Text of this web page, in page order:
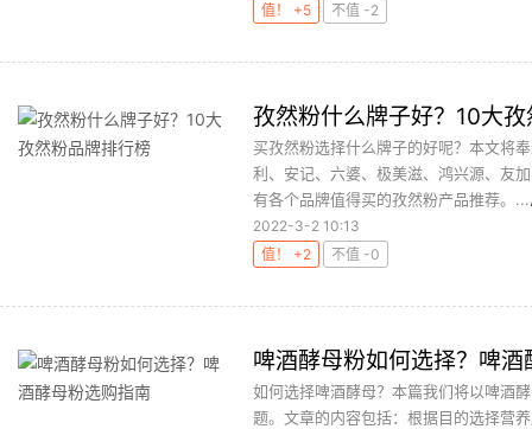
值！ +5
不值 -2
孜然粉什么牌子好？10大
买孜然粉选择什么牌子的好呢？本文将
利、安记、六婆、极美滋、鸿兴源、友
有各个品牌值得买的孜然粉产品推荐。...
2022-3-2 10:13
值！ +2
不值 -0
啤酒酵母粉如何选择？啤
如何选择啤酒酵母？本篇我们将以啤酒
题。文章的内容包括：根据目的选择营